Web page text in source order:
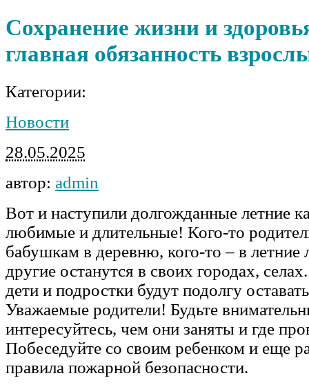
Сохранение жизни и
главная обязанность
Категории:
Новости
28.05.2025
автор: admin
Вот и наступили долгожданные летние
любимые и длительные! Кого-то
бабушкам в деревню, кого-то – в летние
другие останутся в своих городах,
дети и подростки будут подолгу
Уважаемые родители! Будьте
интересуйтесь, чем они заняты и где
Побеседуйте со своим ребенком и еще
правила пожарной безопасности.